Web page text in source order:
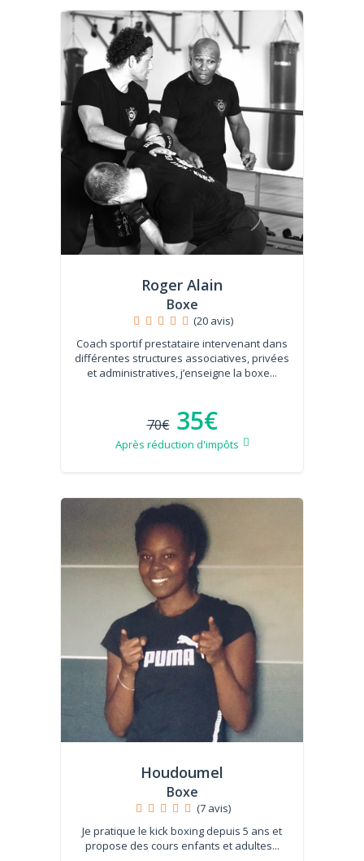
Roger Alain
Boxe
(20 avis)
Coach sportif prestataire intervenant dans
différentes structures associatives, privées
et administratives, j’enseigne la boxe...
70€ 35€
Après réduction d'impôts
Houdoumel
Boxe
(7 avis)
Je pratique le kick boxing depuis 5 ans et
propose des cours enfants et adultes...